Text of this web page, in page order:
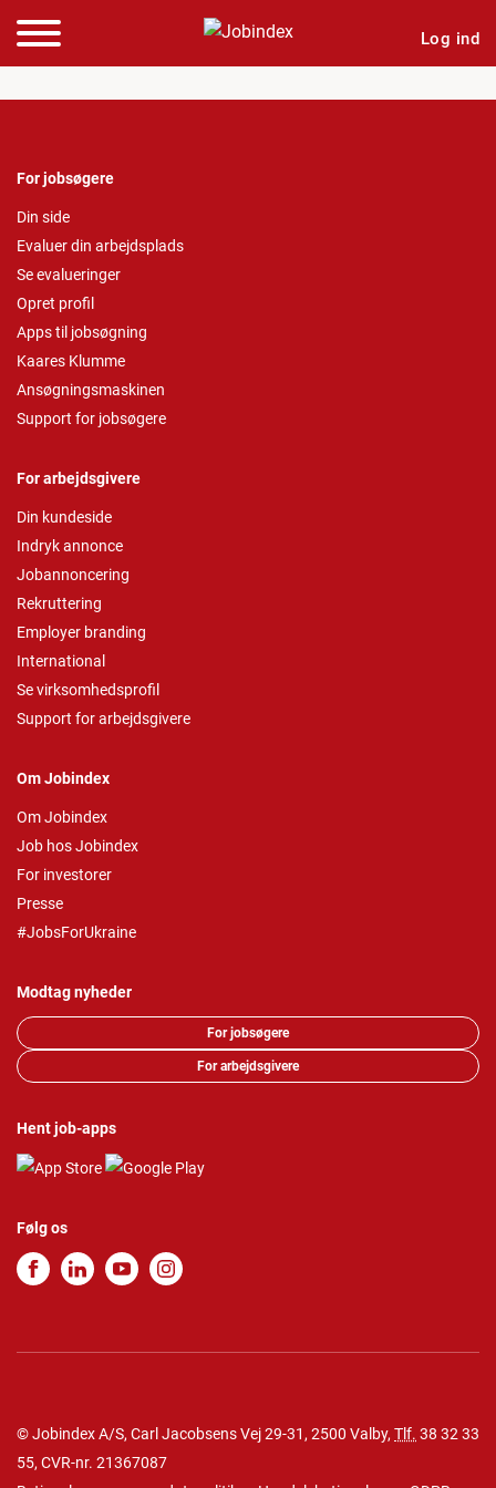
Log ind
For jobsøgere
Din side
Evaluer din arbejdsplads
Se evalueringer
Opret profil
Apps til jobsøgning
Kaares Klumme
Ansøgningsmaskinen
Support for jobsøgere
For arbejdsgivere
Din kundeside
Indryk annonce
Jobannoncering
Rekruttering
Employer branding
International
Se virksomhedsprofil
Support for arbejdsgivere
Om Jobindex
Om Jobindex
Job hos Jobindex
For investorer
Presse
#JobsForUkraine
Modtag nyheder
For jobsøgere
For arbejdsgivere
Hent job-apps
Følg os
© Jobindex A/S, Carl Jacobsens Vej 29-31, 2500 Valby, Tlf. 38 32 33
55, CVR-nr. 21367087